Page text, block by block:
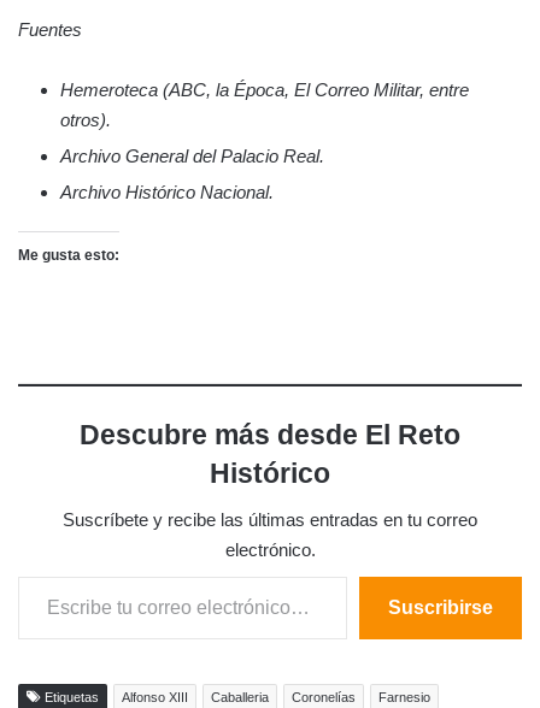
Fuentes
Hemeroteca (ABC, la Época, El Correo Militar, entre
otros).
Archivo General del Palacio Real.
Archivo Histórico Nacional.
Me gusta esto:
Descubre más desde El Reto
Histórico
Suscríbete y recibe las últimas entradas en tu correo
electrónico.
Escribe tu correo electrónico…
Suscribirse
Etiquetas Alfonso XIII Caballeria Coronelías Farnesio